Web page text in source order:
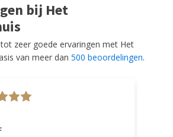
bij Het
zeer goede ervaringen met Het
van meer dan 500 beoordelingen.